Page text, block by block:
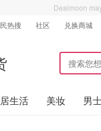
Dealmoon
热搜 社区 兑换商城
生活 美妆 男